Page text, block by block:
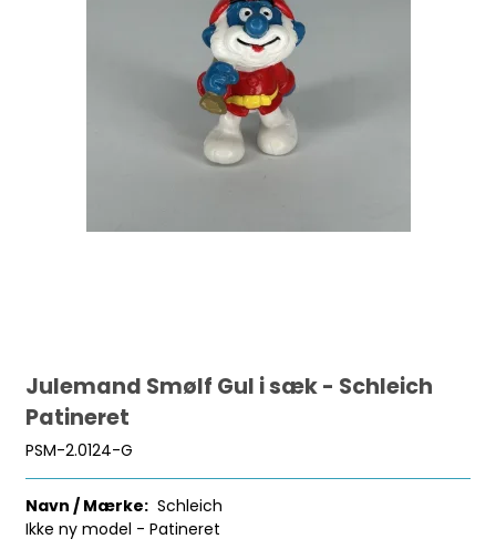
Julemand Smølf Gul i sæk - Schleich
Patineret
PSM-2.0124-G
Navn / Mærke: Schleich
Ikke ny model - Patineret